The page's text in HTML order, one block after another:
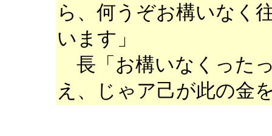
ら、何うぞお構いなく
います」
長「お構いなくった
え、じゃア己が此の金